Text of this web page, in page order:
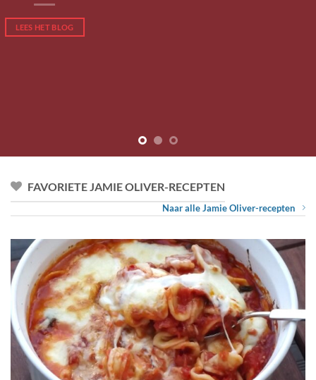
FAVORIETE JAMIE OLIVER-RECEPTEN
Naar alle Jamie Oliver-recepten